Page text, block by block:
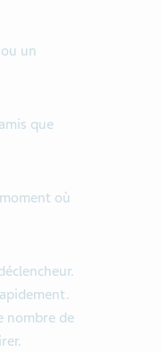
un
que
où
nombre de